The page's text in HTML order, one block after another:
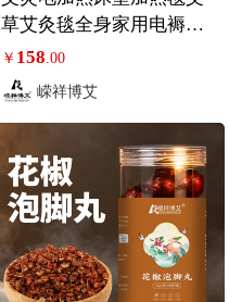
草艾灸毯全身家用电褥子
热敷毯
￥ 158 .00
嵘祥博艾